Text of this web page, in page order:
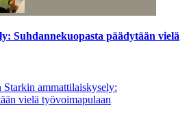
Suhdannekuopasta päädytään vielä
ammattilaiskysely:
vielä työvoimapulaan